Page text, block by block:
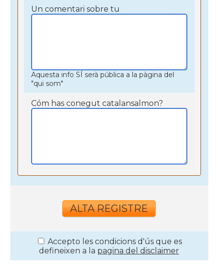
Un comentari sobre tu
Aquesta info SÍ serà pública a la pàgina del
"qui som"
Cóm has conegut catalansalmon?
Accepto les condicions d'ús que es
defineixen a la pagina del disclaimer